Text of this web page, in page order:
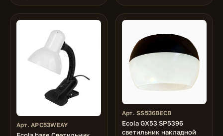
Арт. APC53WEAY
Арт. SS536BECB
Ecola GX53 SP5396
светильник накладной